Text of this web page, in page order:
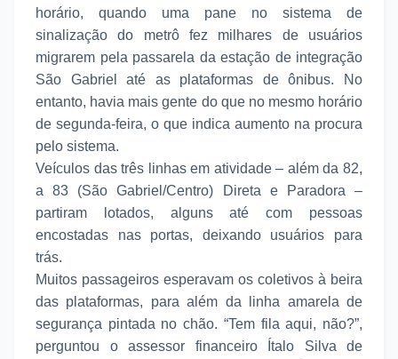
horário, quando uma pane no sistema de
sinalização do metrô fez milhares de usuários
migrarem pela passarela da estação de integração
São Gabriel até as plataformas de ônibus. No
entanto, havia mais gente do que no mesmo horário
de segunda-feira, o que indica aumento na procura
pelo sistema.
Veículos das três linhas em atividade – além da 82,
a 83 (São Gabriel/Centro) Direta e Paradora –
partiram lotados, alguns até com pessoas
encostadas nas portas, deixando usuários para
trás.
Muitos passageiros esperavam os coletivos à beira
das plataformas, para além da linha amarela de
segurança pintada no chão. “Tem fila aqui, não?”,
perguntou o assessor financeiro Ítalo Silva de